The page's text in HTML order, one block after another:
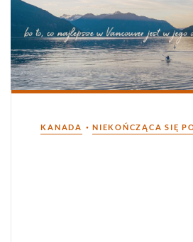
Kategorie
KANADA • NIEKOŃCZĄCA SIĘ